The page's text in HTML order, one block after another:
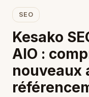
SEO
Kesako
AIO :
nouveaux